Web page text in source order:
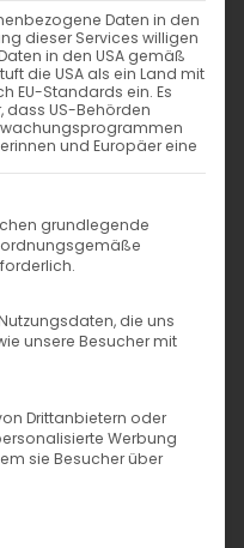
Daten in den
dieser Services willigen
in den USA gemäß
die USA als ein Land mit
EU-Standards ein. Es
dass US-Behörden
und Europäer eine
für die eine
grundlegende
ordnungsgemäße
die uns
unsere Besucher mit
Drittanbietern oder
Werbung
sie Besucher über